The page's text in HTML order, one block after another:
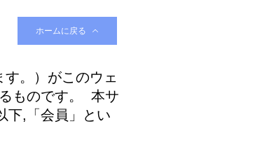
ホームに戻る
。）がこのウェ
ものです。 本サ
下,「会員」とい